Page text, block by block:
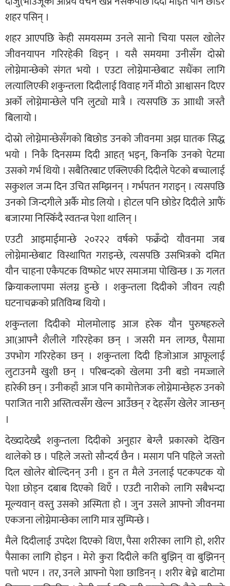
शहर पसिन् ।
शहर आएपछि केही समयसम्म उनले सानो चिया पसल खोलेर
जीवनयापन गरिरहेकी थिइन् । यसै समयमा उनीसँग दोस्रो
लोग्नेमान्छेको संगत भयो । एउटा लोग्नेमान्छेबाट सधैंका लागि
लत्यालिएकी शकुन्तला दिदीलाई विवाह गर्ने मीठो आश्वासन दिएर
अर्को लोग्नेमान्छेले पनि लुट्यो मात्रै । त्यसपछि ऊ आाधी जस्तै
बिलायो ।
दोस्रो लोग्नेमान्छेसँगको बिछोड उनको जीवनमा अझ घातक सिद्ध
भयो । निकै दिनसम्म दिदी आहत् भइन्, किनकि उनको पेटमा
उसको गर्भ थियो । सबैतिरबाट एक्लिएकी दिदीले पेटको बच्चालाई
सकुशल जन्म दिन उचित सम्झिनन् । गर्भपतन गराइन् । त्यसपछि
उनको जिन्दगीले अर्कै मोड लियो । होटल पनि छोडेर दिदीले आफैं
बजारमा निस्किँदै स्वतन्त्र पेशा थालिन् ।
एउटी आइमाईमान्छे २०र२२ वर्षको फक्रँदो यौवनमा जब
लोग्नेमान्छेबाट विस्थापित गराइन्छे, त्यसपछि उसभित्रको दमित
यौन चाहना एकैपटक विष्फोट भएर समाजमा पोखिन्छ । ऊ गलत
क्रियाकलापमा संलग्न हुन्छे । शकुन्तला दिदीको जीवन त्यही
घटनाचक्रको प्रतिविम्ब थियो ।
शकुन्तला दिदीको मोलमोलाइ आज हरेक यौन पुरुषहरुले
आ(आफ्नै शैलीले गरिरहेका छन् । जसरी मन लाग्छ, पैसामा
उपभोग गरिरहेका छन् । शकुन्तला दिदी हिजोआज आफूलाई
लुटाउनमै खुशी छन् । परिबन्दको खेलमा उनी बडो नमज्जाले
हारेकी छन् । उनीकहाँ आज पनि कामोत्तेजक लोग्नेमान्छेहरु उनको
पराजित नारी अस्तित्वसँग खेल्न आउँछन् र देहसँग खेलेर जान्छन्
।
देख्दादेख्दै शकुन्तला दिदीको अनुहार बेग्लै प्रकारको देखिन
थालेको छ । पहिले जस्तो सौन्दर्य छैन । मसाग पनि पहिले जस्तो
दिल खोलेर बोल्दिनन् उनी । हुन त मैले उनलाई पटकपटक यो
पेशा छोड्न दबाब दिएको थिएँ । एउटी नारीको लागि सबैभन्दा
मूल्यवान् वस्तु उसको अस्मिता हो । जुन उसले आफ्नो जीवनमा
एकजना लोग्नेमान्छेका लागि मात्र सुम्पिन्छे ।
मैले दिदीलाई उपदेश दिएको थिएा, पैसा शरीरका लागि हो, शरीर
पैसाका लागि होइन । मेरो कुरा दिदीले कति बुझिन् वा बुझिनन्
पत्तो भएन । तर, उनले आफ्नो पेशा छाडिनन् । शरीर बेच्ने बाटोमा